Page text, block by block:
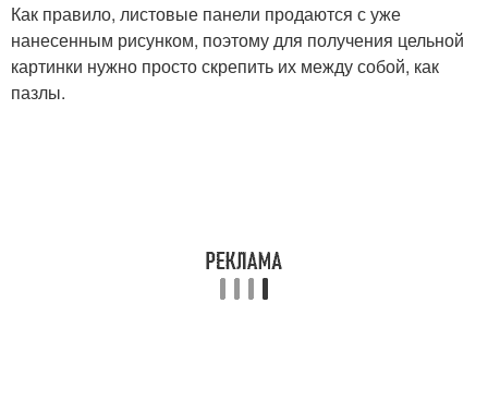
Как правило, листовые панели продаются с уже
нанесенным рисунком, поэтому для получения цельной
картинки нужно просто скрепить их между собой, как
пазлы.